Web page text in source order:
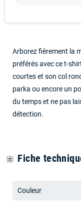
Arborez fièrement la
préférés avec ce t-
courtes et son col
parka ou encore un
du temps et ne pas
détection.
blur_on Fiche
Couleur